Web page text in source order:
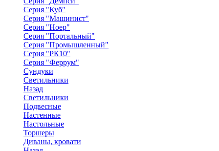
Серия "Куб"
Серия "Машинист"
Серия "Ноер"
Серия "Портальный"
Серия "Промышленный"
Серия "РК10"
Серия "Феррум"
Сундуки
Светильники
Назад
Светильники
Подвесные
Настенные
Настольные
Торшеры
Диваны, кровати